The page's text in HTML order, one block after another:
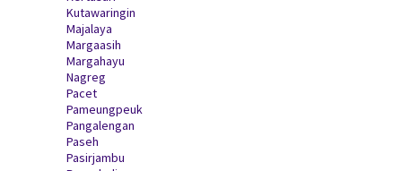
Kutawaringin
Majalaya
Margaasih
Margahayu
Nagreg
Pacet
Pameungpeuk
Pangalengan
Paseh
Pasirjambu